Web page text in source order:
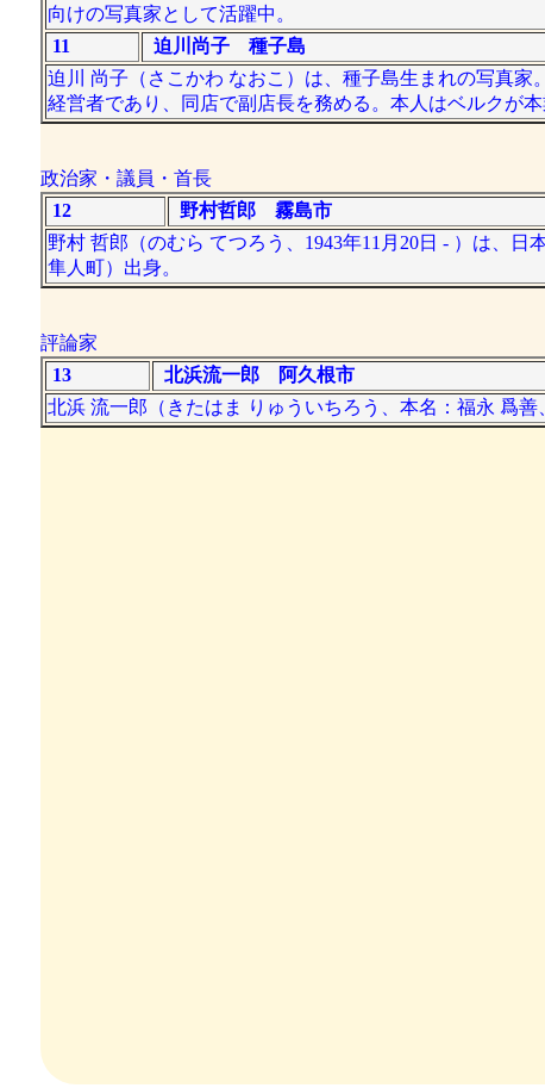
向けの写真家として活躍中。
11
迫川尚子 種子島
迫川 尚子（さこかわ なおこ）は、種子島生まれの写真
経営者であり、同店で副店長を務める。本人はベルクが
政治家・議員・首長
12
野村哲郎 霧島市
野村 哲郎（のむら てつろう、1943年11月20日 - ）は、
隼人町）出身。
評論家
13
北浜流一郎 阿久根市
北浜 流一郎（きたはま りゅういちろう、本名：福永 爲